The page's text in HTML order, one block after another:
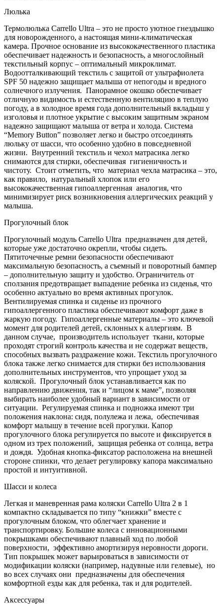
Люлька
Термолюлька Carrello Ultra – это не просто уютное гнездышко
для новорожденного, а настоящая мини-климатическая
камера. Прочное основание из высококачественного пластика
обеспечивает надежность и безопасность, а многослойный
текстильный корпус – оптимальный микроклимат.
Водоотталкивающий текстиль с защитой от ультрафиолета
SPF 50 надежно защищает малыша от непогоды и вредного
солнечного излучения. Панорамное окошко обеспечивает
отличную видимость и естественную вентиляцию в теплую
погоду, а в холодное время года дополнительный вкладыш у
изголовья и плотное укрытие с высоким защитным экраном
надежно защищают малыша от ветра и холода. Система
“Memory Button” позволяет легко и быстро отсоединять
люльку от шасси, что особенно удобно в повседневной
жизни. Внутренний текстиль и чехол матрасика легко
снимаются для стирки, обеспечивая гигиеничность и
чистоту. Стоит отметить, что материал чехла матрасика – это,
как правило, натуральный хлопок или его
высококачественная гипоаллергенная аналогия, что
минимизирует риск возникновения аллергических реакций у
малыша.
Прогулочный блок
Прогулочный модуль Carrello Ultra предназначен для детей,
которые уже достаточно окрепли, чтобы сидеть.
Пятиточечные ремни безопасности обеспечивают
максимальную безопасность, а съемный и поворотный бампер
– дополнительную защиту и удобство. Ограничитель от
сползания предотвращает выпадение ребенка из сиденья, что
особенно актуально во время активных прогулок.
Вентилируемая спинка и сиденье из прочного
гипоаллергенного пластика обеспечивают комфорт даже в
жаркую погоду. Гипоаллергенные материалы – это ключевой
момент для родителей детей, склонных к аллергиям. В
данном случае, производитель использует ткани, которые
проходят строгий контроль качества и не содержат веществ,
способных вызвать раздражение кожи. Текстиль прогулочного
блока также легко снимается для стирки без использования
дополнительных инструментов, что упрощает уход за
коляской. Прогулочный блок устанавливается как по
направлению движения, так и “лицом к маме”, позволяя
выбирать наиболее удобный вариант в зависимости от
ситуации. Регулируемая спинка и подножка имеют три
положения наклона: сидя, полулежа и лежа, обеспечивая
комфорт малышу в течение всей прогулки. Капор
прогулочного блока регулируется по высоте и фиксируется в
одном из трех положений, защищая ребенка от солнца, ветра
и дождя. Удобная кнопка-фиксатор расположена на внешней
стороне спинки, что делает регулировку капора максимально
простой и интуитивной.
Шасси и колеса
Легкая и маневренная рама коляски Carrello Ultra 2 в 1
компактно складывается по типу “книжки” вместе с
прогулочным блоком, что облегчает хранение и
транспортировку. Большие колеса с инновационными
покрышками обеспечивают плавный ход по любой
поверхности, эффективно амортизируя неровности дороги.
Тип покрышек может варьироваться в зависимости от
модификации коляски (например, надувные или гелевые), но
во всех случаях они предназначены для обеспечения
комфортной езды как для ребенка, так и для родителей.
Аксессуары